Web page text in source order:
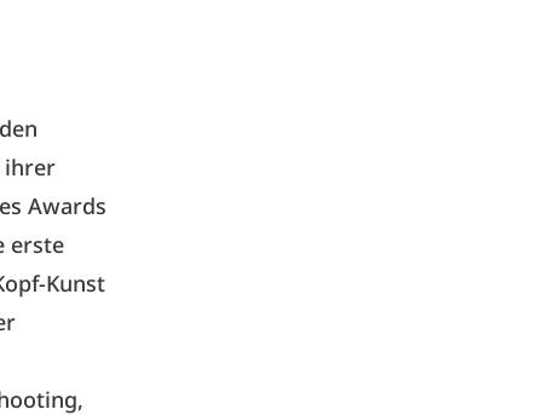
ihrer
Awards
erste
Kunst